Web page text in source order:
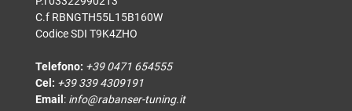
C.f RBNGTH55L15B160W
Codice SDI T9K4ZHO
Telefono: +39 0471 654555
Cel: +39 339 4309191
Email : info@rabanser-tuning.it